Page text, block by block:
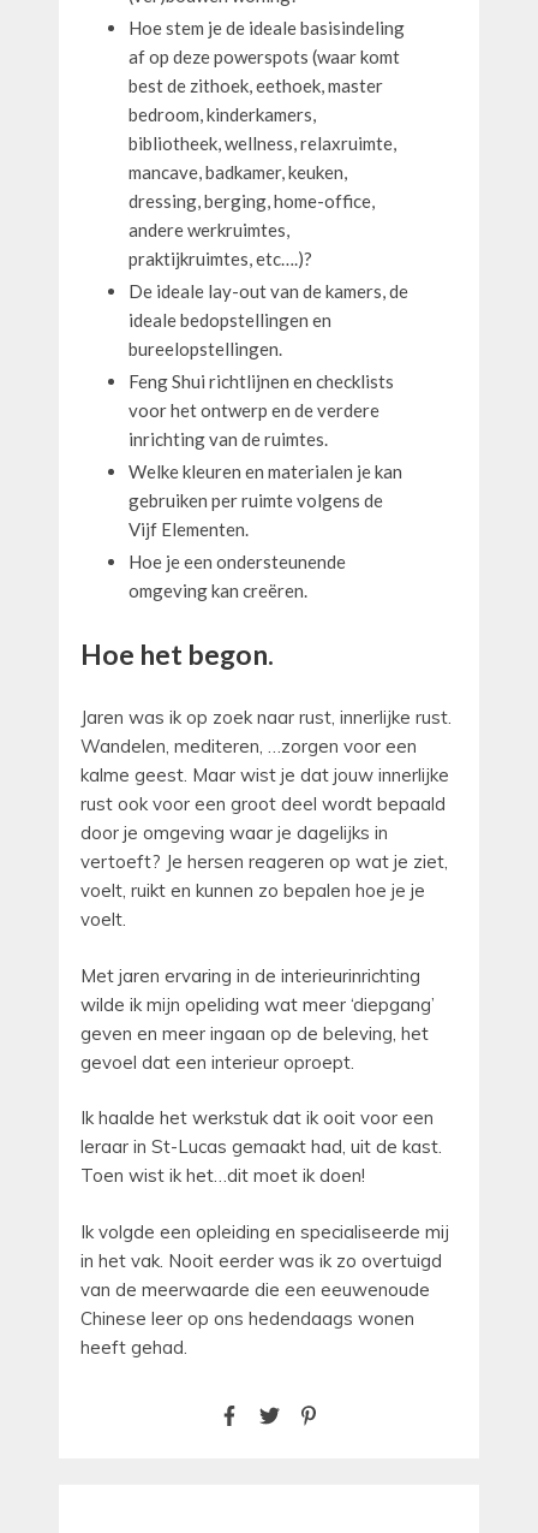
Hoe stem je de ideale basisindeling
af op deze powerspots (waar komt
best de zithoek, eethoek, master
bedroom, kinderkamers,
bibliotheek, wellness, relaxruimte,
mancave, badkamer, keuken,
dressing, berging, home-office,
andere werkruimtes,
praktijkruimtes, etc….)?
De ideale lay-out van de kamers, de
ideale bedopstellingen en
bureelopstellingen.
Feng Shui richtlijnen en checklists
voor het ontwerp en de verdere
inrichting van de ruimtes.
Welke kleuren en materialen je kan
gebruiken per ruimte volgens de
Vijf Elementen.
Hoe je een ondersteunende
omgeving kan creëren.
Hoe het begon.
Jaren was ik op zoek naar rust, innerlijke rust.
Wandelen, mediteren, …zorgen voor een
kalme geest. Maar wist je dat jouw innerlijke
rust ook voor een groot deel wordt bepaald
door je omgeving waar je dagelijks in
vertoeft? Je hersen reageren op wat je ziet,
voelt, ruikt en kunnen zo bepalen hoe je je
voelt.
Met jaren ervaring in de interieurinrichting
wilde ik mijn opeliding wat meer ‘diepgang’
geven en meer ingaan op de beleving, het
gevoel dat een interieur oproept.
Ik haalde het werkstuk dat ik ooit voor een
leraar in St-Lucas gemaakt had, uit de kast.
Toen wist ik het…dit moet ik doen!
Ik volgde een opleiding en specialiseerde mij
in het vak. Nooit eerder was ik zo overtuigd
van de meerwaarde die een eeuwenoude
Chinese leer op ons hedendaags wonen
heeft gehad.